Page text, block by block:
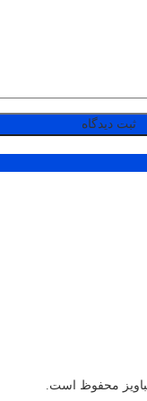
محفوظ است.